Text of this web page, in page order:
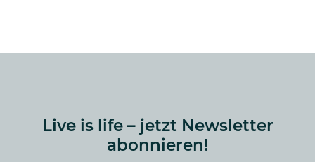
Live is life – jetzt Newsletter
abonnieren!